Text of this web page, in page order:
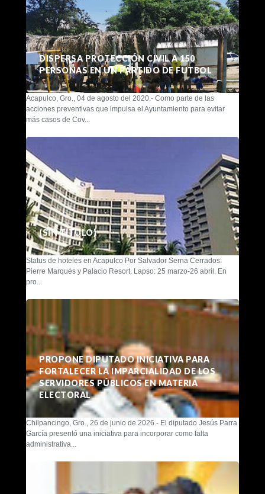
DISPERSA PROTECCIÓN CIVIL A 150
PERSONAS EN UN PARTIDO DE FUTBOL
Acapulco, Gro., 04 de agosto del 2020.- Como parte de las
acciones preventivas que impulsa el Ayuntamiento para evitar
más casos de Cov...
(SIN TÍTULO)
Status de hoteles en Acapulco Por Salvador Serna Cerrados:
Pierre Marqués y Palacio Resort. Lapso: 25 marzo-26 abril. En
pro...
PROPONE DIPUTADO INICIATIVA PARA
FORTALECER LA IMPARCIALIDAD DE LOS
SERVIDORES PÚBLICOS EN MATERIA
ELECTORAL
Chilpancingo, Gro., 26 de junio de 2026.- El diputado Jesús Parra
García presentó una iniciativa para incorporar como falta
administrativa...